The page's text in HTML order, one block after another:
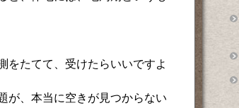
をたてて、受けたらいいですよ
が、本当に空きが見つからない